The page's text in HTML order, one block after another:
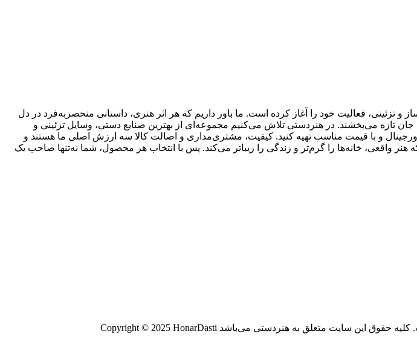
فعالیت خود را آغاز کرده است. ما باور داریم که هر اثر هنری، داستانی منحصر‌به‌فرد در دل
جان تازه می‌بخشند. در هنردستی تلاش می‌کنیم مجموعه‌ای از بهترین صنایع دستی، وسایل تزئینی و
اورجینال و با قیمت مناسب تهیه کنید. کیفیت، مشتری‌مداری و اصالت کالا سه ارزش اصلی ما هستند و
واقعی، خانه‌ها را گرم‌تر و زندگی را زیباتر می‌کند. پس با انتخاب هر محصول، شما نه‌تنها صاحب یک
کلیه حقوق این سایت متعلق به هنردستی می‌باشد Copyright © 2025 HonarDasti